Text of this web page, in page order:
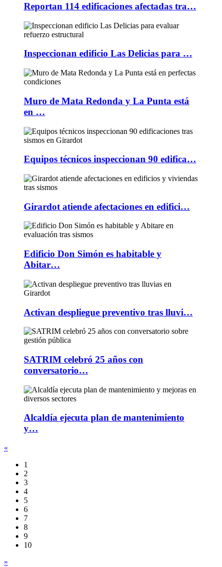
Reportan 114 edificaciones afectadas tra…
Inspeccionan edificio Las Delicias para …
Muro de Mata Redonda y La Punta está
en …
Equipos técnicos inspeccionan 90 edifica…
Girardot atiende afectaciones en edifici…
Edificio Don Simón es habitable y
Abitar…
Activan despliegue preventivo tras lluvi…
SATRIM celebró 25 años con
conversatorio…
Alcaldía ejecuta plan de mantenimiento
y…
«
1
2
3
4
5
6
7
8
9
10
»